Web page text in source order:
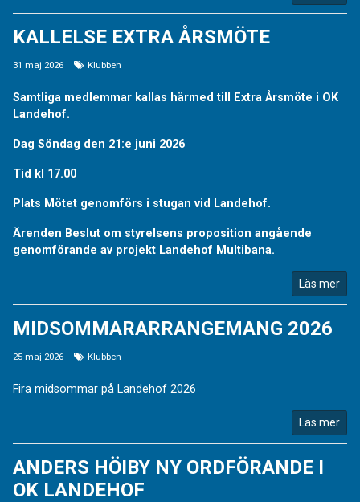
KALLELSE EXTRA ÅRSMÖTE
31 maj 2026 Klubben
Samtliga medlemmar kallas härmed till Extra Årsmöte i OK
Landehof.
Dag Söndag den 21:e juni 2026
Tid kl 17.00
Plats Mötet genomförs i stugan vid Landehof.
Ärenden Beslut om styrelsens proposition angående
genomförande av projekt Landehof Multibana.
Läs mer
MIDSOMMARARRANGEMANG 2026
25 maj 2026 Klubben
Fira midsommar på Landehof 2026
Läs mer
ANDERS HÖIBY NY ORDFÖRANDE I
OK LANDEHOF